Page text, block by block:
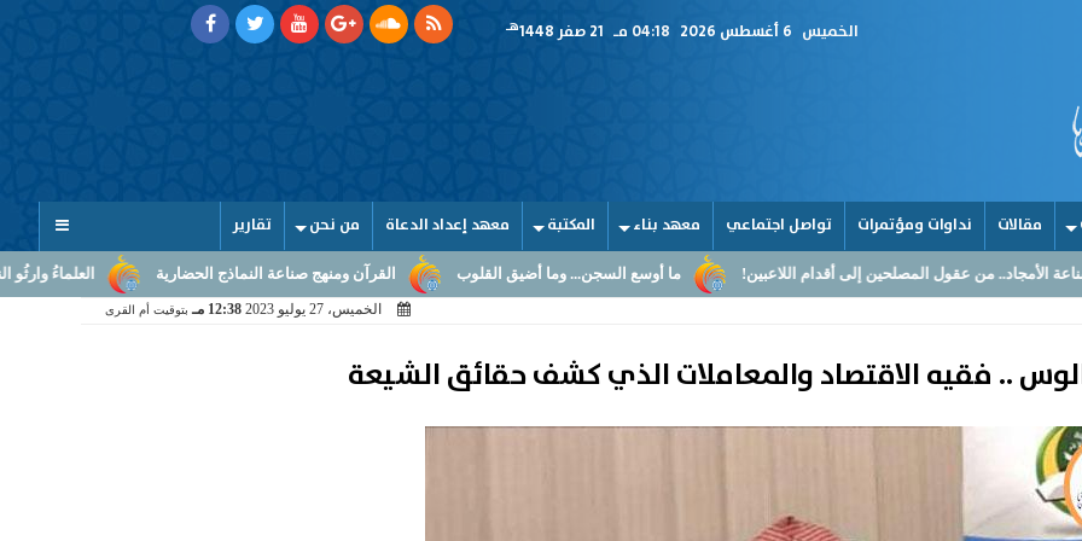
الخميس 04:18 مـ هـ
مقالات نداوات ومؤتمرات تواصل اجتماعي معهد بناء المكتبة معهد إعداد الدعاة من نحن تقارير
العلماءُ وارثُو النبوّة: القرآن ومنهج صناعة النماذج الحضارية ما أوسع السجن... وما أضيق القلوب من عقول المصلحين إلى أقدام اللاعبين!
الخميس، 27 يوليو 2023 12:38 مـ بتوقيت أم القرى
.. فقيه الاقتصاد والمعاملات الذي كشف حقائق الشيعة